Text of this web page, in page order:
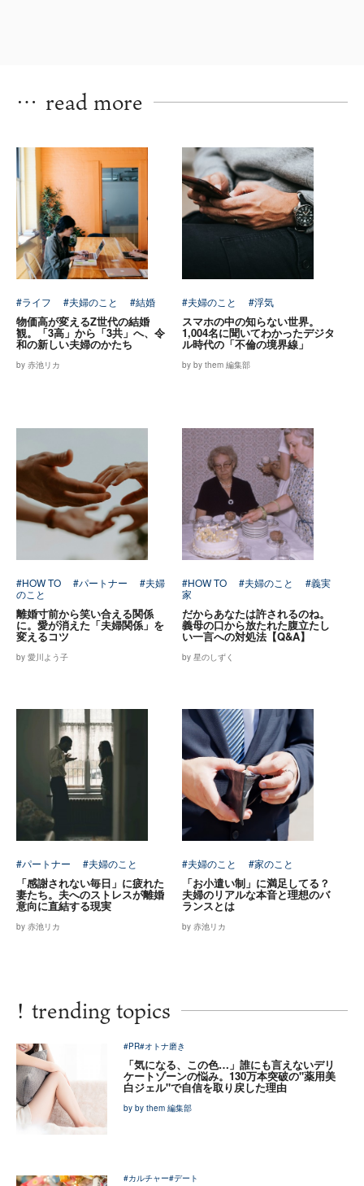
… read more
#ライフ #夫婦のこと #結婚
物価高が変えるZ世代の結婚
観。「3高」から「3共」へ、令
和の新しい夫婦のかたち
by 赤池リカ
#夫婦のこと #浮気
スマホの中の知らない世界。
1,004名に聞いてわかったデジタ
ル時代の「不倫の境界線」
by by them 編集部
#HOW TO #パートナー
#夫婦
のこと
離婚寸前から笑い合える関係
に。愛が消えた「夫婦関係」を
変えるコツ
by 愛川よう子
#HOW TO #夫婦のこと
#義実
家
だからあなたは許されるのね。
義母の口から放たれた腹立たし
い一言への対処法【Q&A】
by 星のしずく
#パートナー #夫婦のこと
「感謝されない毎日」に疲れた
妻たち。夫へのストレスが離婚
意向に直結する現実
by 赤池リカ
#夫婦のこと #家のこと
「お小遣い制」に満足してる？
夫婦のリアルな本音と理想のバ
ランスとは
by 赤池リカ
! trending topics
#PR#オトナ磨き
「気になる、この色…」誰にも言えないデリ
ケートゾーンの悩み。130万本突破の"薬用美
白ジェル"で自信を取り戻した理由
by by them 編集部
#カルチャー#デート